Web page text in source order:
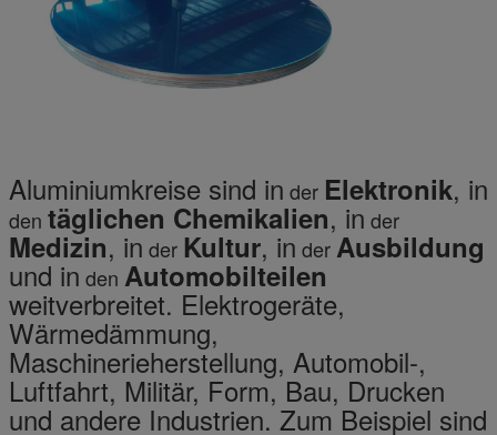
Aluminiumkreise sind in der Elektronik, in
den täglichen Chemikalien, in der
Medizin, in der Kultur, in der Ausbildung
und in den Automobilteilen
weitverbreitet. Elektrogeräte,
Wärmedämmung,
Maschinerieherstellung, Automobil-,
Luftfahrt, Militär, Form, Bau, Drucken
und andere Industrien. Zum Beispiel sind